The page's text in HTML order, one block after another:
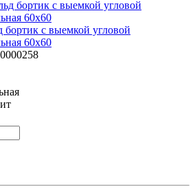
с выемкой угловой
60x60